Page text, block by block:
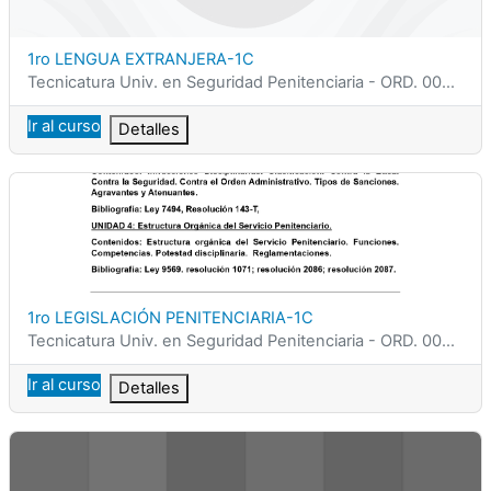
Nombre del curso
1ro LENGUA EXTRANJERA-1C
Categoría del curso
Tecnicatura Univ. en Seguridad Penitenciaria - ORD. 0002/25
Ir al curso Detalles
1ro LEGISLACIÓN PENITENCIARIA-1C
Nombre del curso
1ro LEGISLACIÓN PENITENCIARIA-1C
Categoría del curso
Tecnicatura Univ. en Seguridad Penitenciaria - ORD. 0002/25
Ir al curso Detalles
1ro SOCIOLOGÍA DE LA VULNERABILIDAD Y LA EXCLUSIÓN-